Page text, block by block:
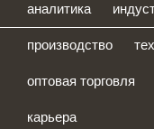
аналитика
производство
оптовая торговля
карьера